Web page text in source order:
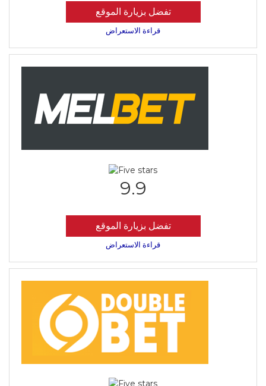
تفضل بزيارة الموقع
قراءة الاستعراض
9.9
تفضل بزيارة الموقع
قراءة الاستعراض